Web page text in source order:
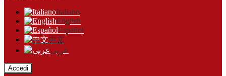
Italiano
English
Español
中文
عربى
Accedi